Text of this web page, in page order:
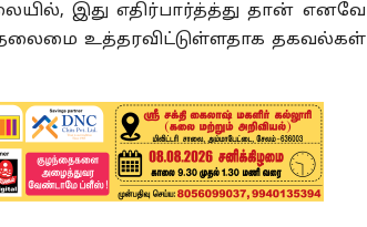
இது எதிர்பார்த்த்து தான் எனவே
தலைமை உத்தரவிட்டுள்ளதாக தகவல்கள்